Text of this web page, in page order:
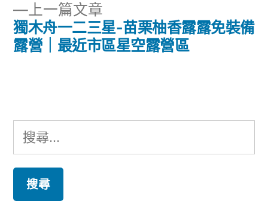
導
覽
上一篇文章
一
篇
獨木舟一二三星-苗栗柚香露露免裝備
露營｜最近市區星空露營區
搜
尋
鍵